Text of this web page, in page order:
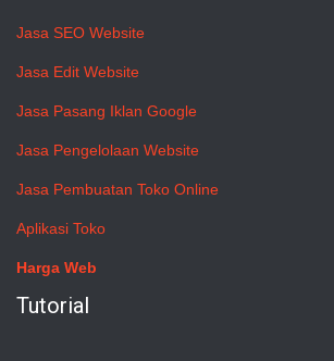
Jasa SEO Website
Jasa Edit Website
Jasa Pasang Iklan Google
Jasa Pengelolaan Website
Jasa Pembuatan Toko Online
Aplikasi Toko
Harga Web
Tutorial